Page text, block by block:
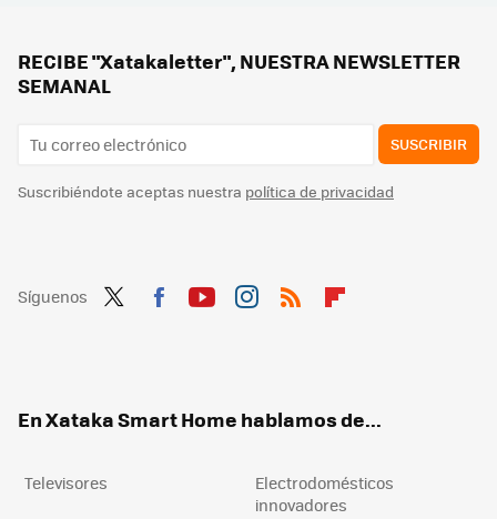
RECIBE "Xatakaletter", NUESTRA NEWSLETTER
SEMANAL
SUSCRIBIR
Suscribiéndote aceptas nuestra política de privacidad
Síguenos
En Xataka Smart Home hablamos de...
Televisores
Electrodomésticos
innovadores